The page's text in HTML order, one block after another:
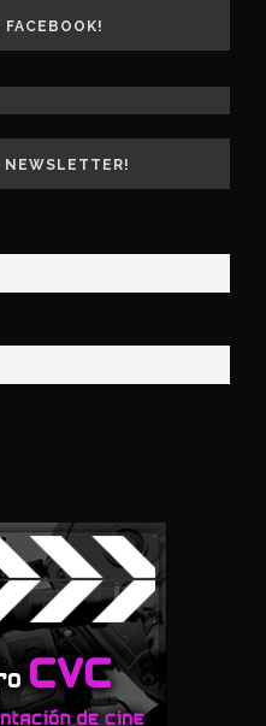
FACEBOOK!
NEWSLETTER!